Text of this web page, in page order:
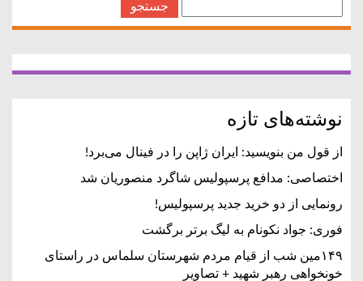
نوشته‌های تازه
از قول من بنویسید: ایران ژاپن را در فینال می‌برد!
اختصاصی: مدافع پرسپولیس شاگرد منصوریان شد
رونمایی از دو خرید جدید پرسپولیس!
فوری: جواد نکونام به لیگ برتر برگشت
۱۴۹مین شب از قیام مردم شهرستان سلماس در راستای
خونخواهی رهبر شهید + تصاویر